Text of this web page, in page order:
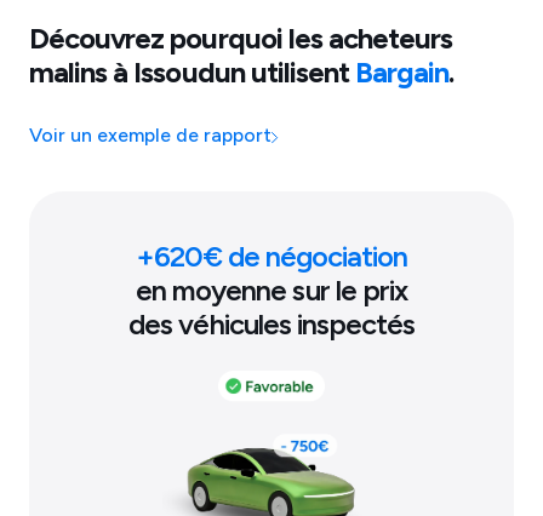
Découvrez pourquoi les acheteurs
malins à Issoudunutilisent Bargain.
Voir un exemple de rapport
+620€ de négociation
en moyenne sur le prix
des véhicules inspectés